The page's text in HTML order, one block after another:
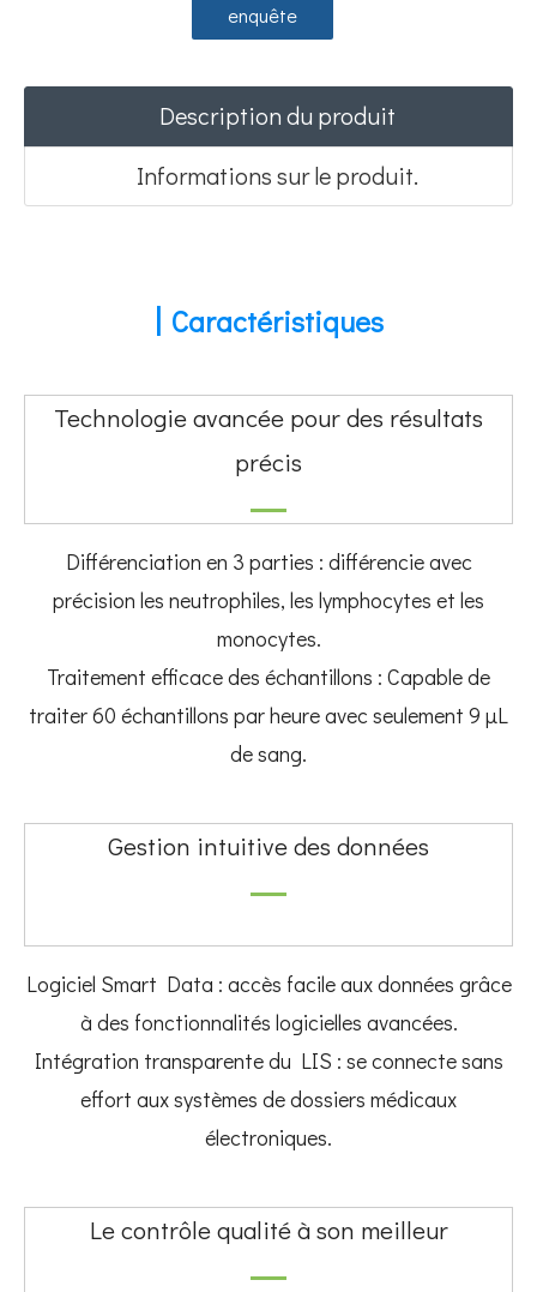
enquête
Description du produit
Informations sur le produit.
| Caractéristiques
Technologie avancée pour des résultats
précis
Différenciation en 3 parties : différencie avec
précision les neutrophiles, les lymphocytes et les
monocytes.
Traitement efficace des échantillons : Capable de
traiter 60 échantillons par heure avec seulement 9 μL
de sang.
Gestion intuitive des données
Logiciel Smart Data : accès facile aux données grâce
à des fonctionnalités logicielles avancées.
Intégration transparente du LIS : se connecte sans
effort aux systèmes de dossiers médicaux
électroniques.
Le contrôle qualité à son meilleur